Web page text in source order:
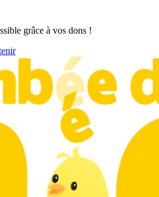
grâce à vos dons !